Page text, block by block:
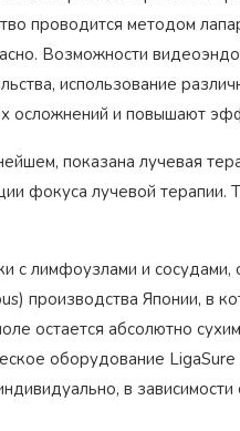
проводится методом
Возможности
использование
осложнений и повышают
показана лучевая
фокуса лучевой терапии.
с лимфоузлами и
производства Японии, в
остается абсолютно
оборудование
в зависимости